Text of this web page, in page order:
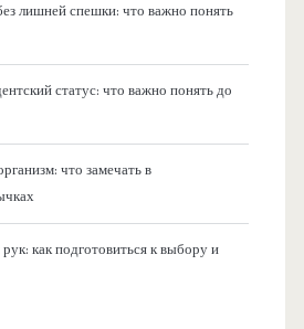
лишней спешки: что важно понять
статус: что важно понять до
что замечать в
как подготовиться к выбору и